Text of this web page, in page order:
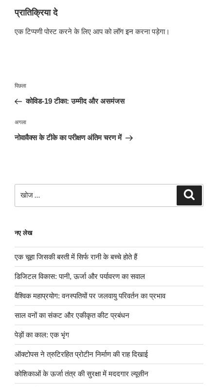
प्रातिक्रिया दे
एक टिप्पणी पोस्ट करने के लिए आप कोलॉग इनकरना पड़ेगा।
पोस्ट
पिछला
पोस्ट:
पिछला
कोविड-19 टीका: उम्मीद और असमंजस
अगली
पोस्ट
अगला
नोवावैक्स के टीके का परीक्षण अंतिम चरण में
खोजे
नए लेख
एक चूहा जिसकी बस्ती में सिर्फ रानी के बच्चे होते हैं
डिजिटल विकास: पानी, ऊर्जा और पर्यावरण का सवाल
वैश्विक महाप्रयोग: वनस्पतियों पर जलवायु परिवर्तन का प्रभाव
साल वनों का संकट और एकीकृत कीट प्रबंधन
पेड़ों का काल: एक भृंग
ऑक्टोपस ने त्रुटिरहित प्रोटीन निर्माण की राह दिखाई
कोशिकाओं के ऊर्जा तंत्र की सुरक्षा में मददगार ल्यूसीन